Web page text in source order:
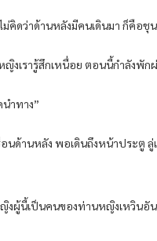
คิดว่าด้านหลังมีคนเดินมา ก็คือชุ
งเรารู้สึกเหนื่อย ตอนนี้กำลังพั
ำทาง”
นด้านหลัง พอเดินถึงหน้าประตู
งผู้นี้เป็นคนของท่านหญิงเหวิน